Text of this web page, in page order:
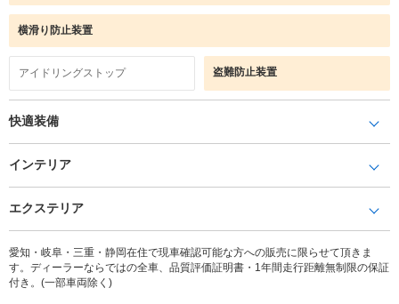
横滑り防止装置
アイドリングストップ 盗難防止装置
快適装備
インテリア
エクステリア
愛知・岐阜・三重・静岡在住で現車確認可能な方への販売に限らせて頂きま
す。ディーラーならではの全車、品質評価証明書・1年間走行距離無制限の保証
付き。(一部車両除く)